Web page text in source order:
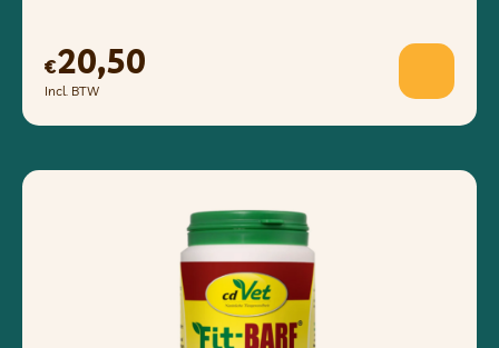
€20,50
Incl. BTW